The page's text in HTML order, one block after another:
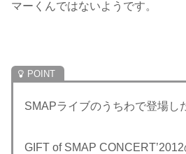
マーくんではないようです。
SMAPライブのうちわで登場し
GIFT of SMAP